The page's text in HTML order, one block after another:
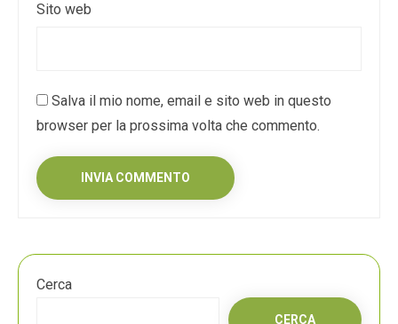
Sito web
Salva il mio nome, email e sito web in questo
browser per la prossima volta che commento.
Cerca
CERCA